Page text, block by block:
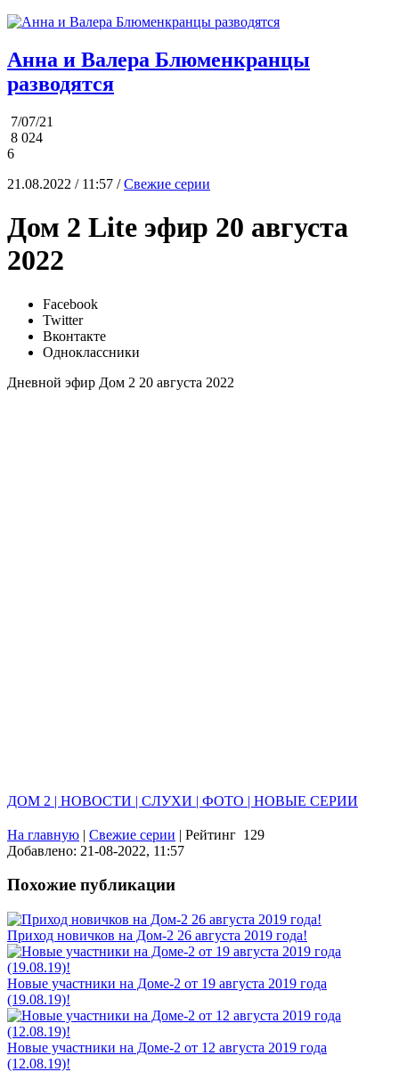
Анна и Валера Блюменкранцы
разводятся
7/07/21
8 024
6
21.08.2022 / 11:57 /Свежие серии
Дом 2 Lite эфир 20 августа
2022
Facebook
Twitter
Вконтакте
Одноклассники
Дневной эфир Дом 2 20 августа 2022
ДОМ 2 | НОВОСТИ | СЛУХИ | ФОТО | НОВЫЕ СЕРИИ
На главную | Свежие серии | Рейтинг 129
Добавлено: 21-08-2022, 11:57
Похожие публикации
Приход новичков на Дом-2 26 августа 2019 года!
Новые участники на Доме-2 от 19 августа 2019 года
(19.08.19)!
Новые участники на Доме-2 от 12 августа 2019 года
(12.08.19)!